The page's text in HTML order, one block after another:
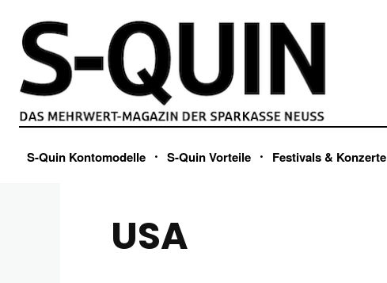
S-Quin Kontomodelle S-Quin Vorteile Festivals & Konzerte
USA